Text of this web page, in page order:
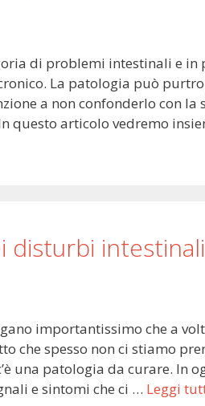
di problemi intestinali e
La patologia può
a non confonderlo con la
questo articolo vedremo
disturbi
importantissimo che a
che spesso non ci stiamo
una patologia da curare. In
e sintomi che ci … Leggi